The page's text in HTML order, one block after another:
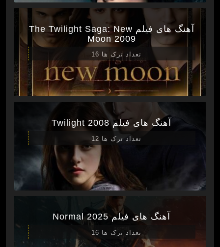
آهنگ های فیلم The Twilight Saga: New
Moon 2009
تعداد ترک ها 16
آهنگ های فیلم Twilight 2008
تعداد ترک ها 12
آهنگ های فیلم Normal 2025
تعداد ترک ها 16